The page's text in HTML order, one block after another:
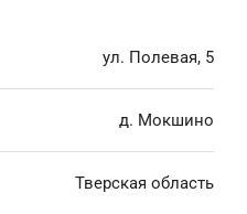
ул. Полевая, 5
д. Мокшино
Тверская область